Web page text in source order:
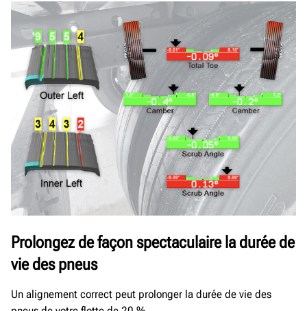
Prolongez de façon spectaculaire la durée de
vie des pneus
Un alignement correct peut prolonger la durée de vie des